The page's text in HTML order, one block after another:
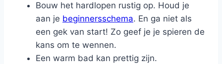
Bouw het hardlopen rustig op. Houd je
aan je beginnersschema. En ga niet als
een gek van start! Zo geef je je spieren de
kans om te wennen.
Een warm bad kan prettig zijn.